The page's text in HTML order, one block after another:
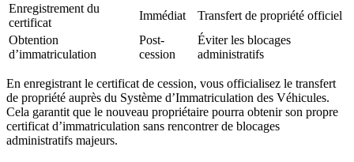
Enregistrement du
certificat
Immédiat
Transfert de propriété officiel
Obtention
d’immatriculation
Post-
cession
Éviter les blocages
administratifs
En enregistrant le certificat de cession, vous officialisez le transfert
de propriété auprès du Système d’Immatriculation des Véhicules.
Cela garantit que le nouveau propriétaire pourra obtenir son propre
certificat d’immatriculation sans rencontrer de blocages
administratifs majeurs.